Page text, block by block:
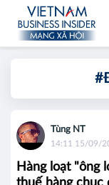
Tùng NT
14:11 15/09/
Hàng loạt "ông